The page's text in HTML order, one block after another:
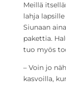
Meillä
lahja
Siunaan
pakettia.
tuo myös
– Voin jo
kasvoilla,